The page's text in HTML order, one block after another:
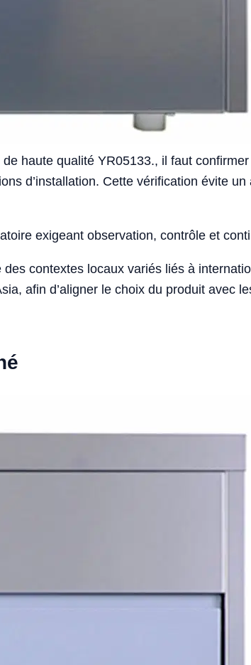
haute qualité YR05133., il faut
d’installation. Cette vérification évite
exigeant observation, contrôle et
contextes locaux variés liés à
afin d’aligner le choix du produit avec